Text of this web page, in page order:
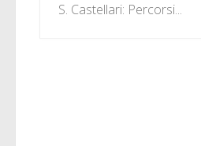
S. Castellari: Percorsi...